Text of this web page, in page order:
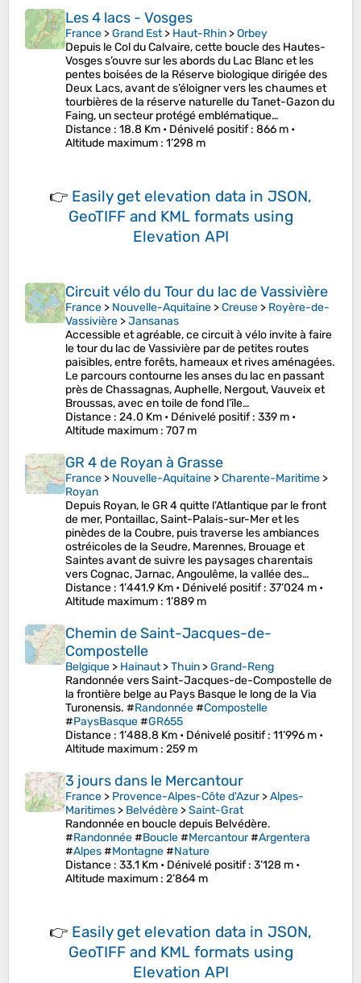
Les 4 lacs - Vosges
France >Grand Est> Haut-Rhin >Orbey
Depuis le Col du Calvaire, cette boucle des Hautes-
Vosges s’ouvre sur les abords du Lac Blanc et les
pentes boisées de la Réserve biologique dirigée des
Deux Lacs, avant de s’éloigner vers les chaumes et
tourbières de la réserve naturelle du Tanet-Gazon du
Faing, un secteur protégé emblématique…
Distance : 18.8 Km • Dénivelé positif: 866 m •
Altitude maximum : 1’298 m
👉 Easily get elevation data in JSON,
GeoTIFF and KML formats using
Elevation API
Circuit vélo du Tour du lac de Vassivière
France > Nouvelle-Aquitaine >Creuse > Royère-de-
Vassivière >Jansanas
Accessible et agréable, ce circuit à vélo invite à faire
le tour du lac de Vassivière par de petites routes
paisibles, entre forêts, hameaux et rives aménagées.
Le parcours contourne les anses du lac en passant
près de Chassagnas, Auphelle, Nergout, Vauveix et
Broussas, avec en toile de fond l’île…
Distance : 24.0 Km • Dénivelé positif: 339 m •
Altitude maximum : 707 m
GR 4 de Royan à Grasse
France > Nouvelle-Aquitaine >Charente-Maritime >
Royan
Depuis Royan, le GR 4 quitte l’Atlantique par le front
de mer, Pontaillac, Saint-Palais-sur-Mer et les
pinèdes de la Coubre, puis traverse les ambiances
ostréicoles de la Seudre, Marennes, Brouage et
Saintes avant de suivre les paysages charentais
vers Cognac, Jarnac, Angoulême, la vallée des…
Distance : 1’441.9 Km • Dénivelé positif: 37’024 m •
Altitude maximum : 1’889 m
Chemin de Saint-Jacques-de-
Compostelle
Belgique > Hainaut>Thuin >Grand-Reng
Randonnée vers Saint-Jacques-de-Compostelle de
la frontière belge au Pays Basque le long de la Via
Turonensis. #Randonnée#Compostelle
#PaysBasque#GR655
Distance : 1’488.8 Km • Dénivelé positif: 11’996 m •
Altitude maximum : 259 m
3 jours dans le Mercantour
France > Provence-Alpes-Côte d'Azur>Alpes-
Maritimes > Belvédère >Saint-Grat
Randonnée en boucle depuis Belvédère.
#Randonnée#Boucle#Mercantour#Argentera
#Alpes#Montagne#Nature
Distance : 33.1 Km • Dénivelé positif: 3’128 m •
Altitude maximum : 2’864 m
👉 Easily get elevation data in JSON,
GeoTIFF and KML formats using
Elevation API